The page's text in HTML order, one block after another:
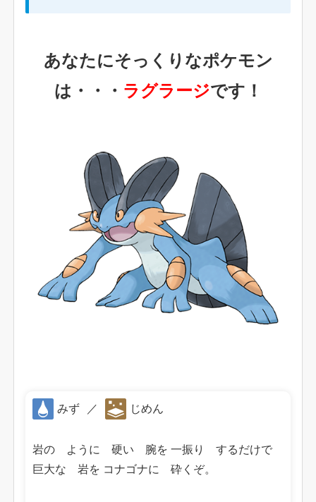
あなたにそっくりなポケモン
は・・・ ラグラージです！
みず ／ じめん
岩の ように 硬い 腕を 一振り するだけで
巨大な 岩を コナゴナに 砕くぞ。